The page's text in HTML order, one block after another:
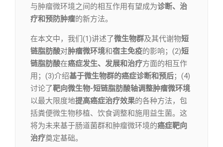
与肿瘤微环境之间的相互作用有望成为诊断、治
疗和预防肿瘤的新方法。
在本文中，我们(1)讲述了微生物群及其代谢物短
链脂肪酸对肿瘤微环境和宿主免疫的影响；(2)短
链脂肪酸在癌症发生、发展和治疗方面的相互作
用；(3)介绍基于微生物群的癌症诊断和预后；(4)
讨论了靶向微生物-短链脂肪酸轴调整肿瘤微环境
以最大限度地提高癌症治疗效果的各种方法，包
括粪便微生物移植、饮食调整和施用益生菌。这
将为未来基于肠道菌群和肿瘤微环境的癌症靶向
治疗奠定基础。